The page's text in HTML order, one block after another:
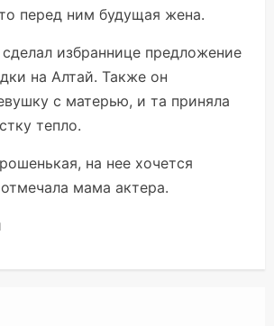
перед ним будущая жена.
избраннице предложение
на Алтай. Также он
с матерью, и та приняла
тепло.
на нее хочется
мама актера.